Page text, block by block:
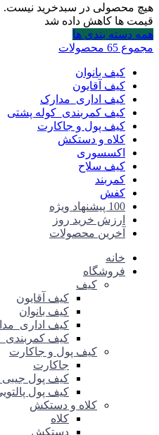
هیچ محصولی در سبدخرید نیست.
قیمت ها کاهش داده شد
همه دسته بندی ها
مجموع 65 محصولات
کیف بانوان
کیف آقایون
کیف اداری_مدارک
کیف کمربندی_کوله پشتی
کیف پول و جاکارت
کلاه و دستکش
اکسسوری
کیف سلاح
کمربند
کفش
100 پیشنهاد ویژه
ارزش خرید روز
آخرین محصولات
خانه
فروشگاه
کیف
کیف آقایون
کیف بانوان
کیف
کیف
کیف پول و جاکارت
جاکارت
کیف پول جیبی
کیف پول
کلاه و دستکش
کلاه
دستکش